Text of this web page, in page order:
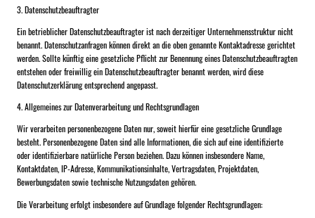
3. Datenschutzbeauftragter
Ein betrieblicher Datenschutzbeauftragter ist nach derzeitiger Unternehmensstruktur nicht
benannt. Datenschutzanfragen können direkt an die oben genannte Kontaktadresse gerichtet
werden. Sollte künftig eine gesetzliche Pflicht zur Benennung eines Datenschutzbeauftragten
entstehen oder freiwillig ein Datenschutzbeauftragter benannt werden, wird diese
Datenschutzerklärung entsprechend angepasst.
4. Allgemeines zur Datenverarbeitung und Rechtsgrundlagen
Wir verarbeiten personenbezogene Daten nur, soweit hierfür eine gesetzliche Grundlage
besteht. Personenbezogene Daten sind alle Informationen, die sich auf eine identifizierte
oder identifizierbare natürliche Person beziehen. Dazu können insbesondere Name,
Kontaktdaten, IP-Adresse, Kommunikationsinhalte, Vertragsdaten, Projektdaten,
Bewerbungsdaten sowie technische Nutzungsdaten gehören.
Die Verarbeitung erfolgt insbesondere auf Grundlage folgender Rechtsgrundlagen: